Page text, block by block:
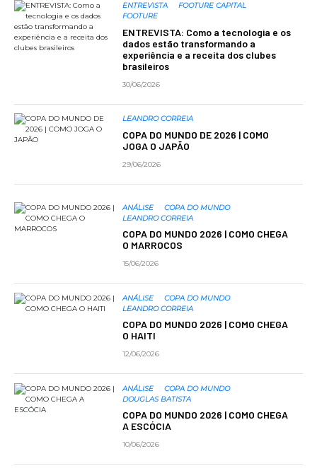
ENTREVISTA
FOOTURE CAPITAL
FOOTURE
ENTREVISTA: Como a tecnologia e os
dados estão transformando a
experiência e a receita dos clubes
brasileiros
30/06/2026
LEANDRO CORREIA
COPA DO MUNDO DE 2026 | COMO
JOGA O JAPÃO
29/06/2026
ANÁLISE
COPA DO MUNDO
LEANDRO CORREIA
COPA DO MUNDO 2026 | COMO CHEGA
O MARROCOS
15/06/2026
ANÁLISE
COPA DO MUNDO
LEANDRO CORREIA
COPA DO MUNDO 2026 | COMO CHEGA
O HAITI
12/06/2026
ANÁLISE
COPA DO MUNDO
DOUGLAS BATISTA
COPA DO MUNDO 2026 | COMO CHEGA
A ESCÓCIA
10/06/2026